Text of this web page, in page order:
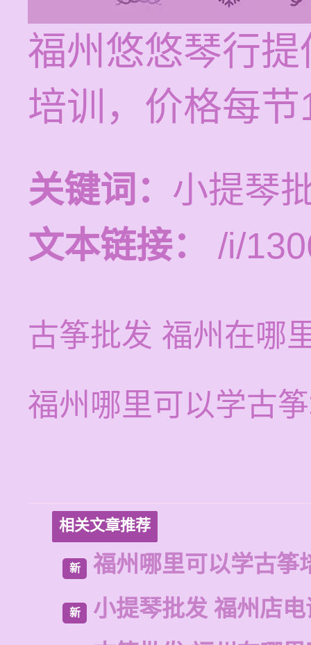
福州悠悠琴行
培训，价格每
关键词： 小提琴
文本链接：
/i/
古筝批发 福州在哪
福州哪里可以学古
相关文章推荐
新 福州哪里可以学古筝
新
小提琴批发 福州店